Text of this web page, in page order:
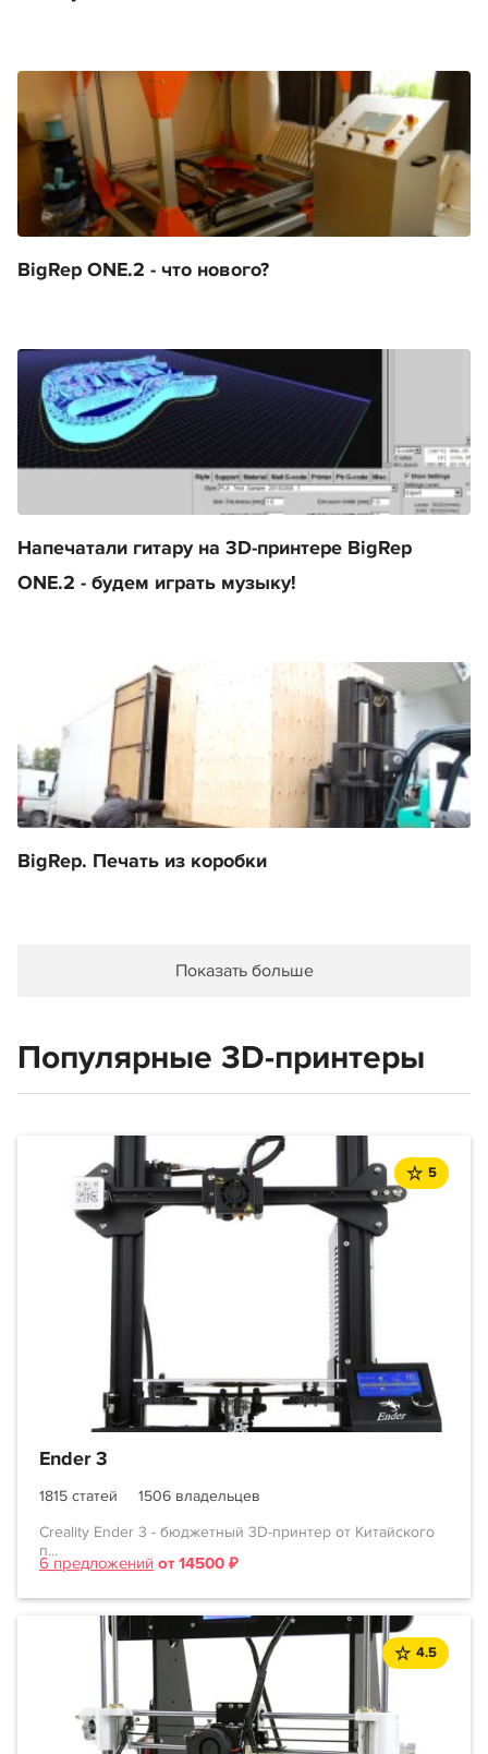
BigRep ONE.2 - что нового?
Напечатали гитару на 3D-принтере BigRep
ONE.2 - будем играть музыку!
BigRep. Печать из коробки
Показать больше
Популярные 3D-принтеры
5
Ender 3
1815 статей
1506 владельцев
Creality Ender 3 - бюджетный 3D-принтер от Китайского
п...
6 предложений от 14500 ₽
4.5